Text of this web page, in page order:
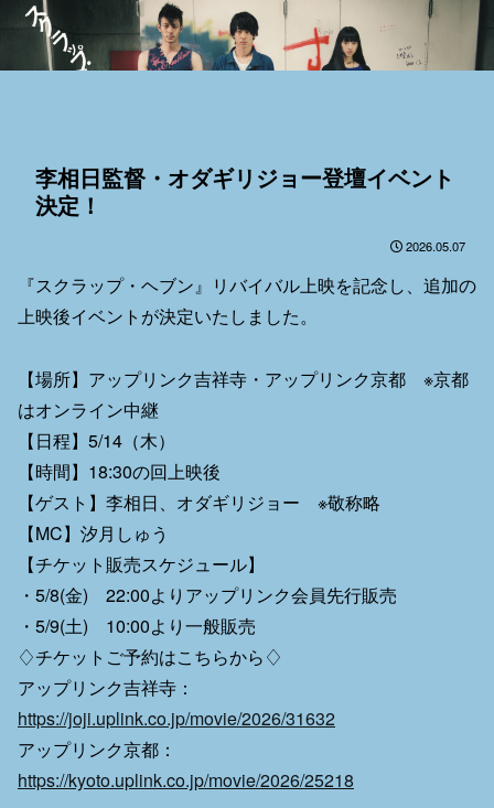
李相日監督・オダギリジョー登壇イベント
決定！
2026.05.07
『スクラップ・ヘブン』リバイバル上映を記念し、追加の
上映後イベントが決定いたしました。
【場所】アップリンク吉祥寺・アップリンク京都 ※京都
はオンライン中継
【日程】5/14（木）
【時間】18:30の回上映後
【ゲスト】李相日、オダギリジョー ※敬称略
【MC】汐月しゅう
【チケット販売スケジュール】
・5/8(金) 22:00よりアップリンク会員先行販売
・5/9(土) 10:00より一般販売
♢チケットご予約はこちらから♢
アップリンク吉祥寺：
https://joji.uplink.co.jp/movie/2026/31632
アップリンク京都：
https://kyoto.uplink.co.jp/movie/2026/25218